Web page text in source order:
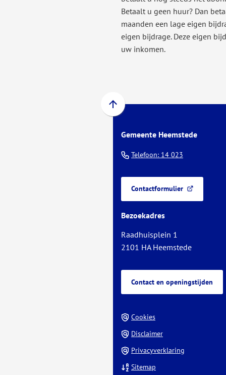
Betaalt u geen huur? Dan
maanden een lage eigen
eigen bijdrage. Deze eigen
uw inkomen.
Scroll
boven
het
paginainhoud
Gemeente Heemstede
Telefoon: 14 023
een
Contactformulier
(Verwijst
een
website)
Bezoekadres
Raadhuisplein 1
2101 HA Heemstede
Contact en openingstijden
Cookies
Disclaimer
Privacyverklaring
Sitemap